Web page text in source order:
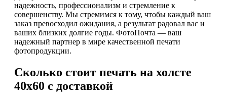
надежность, профессионализм и стремление к
совершенству. Мы стремимся к тому, чтобы каждый ваш
заказ превосходил ожидания, а результат радовал вас и
ваших близких долгие годы. ФотоПочта — ваш
надежный партнер в мире качественной печати
фотопродукции.
Сколько стоит печать на холсте
40х60 с доставкой